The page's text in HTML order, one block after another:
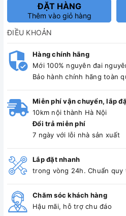
ĐẶT HÀNG
Thêm vào giỏ hàng
ĐIỀU KHOẢN
Hàng chính hãng
Mới 100% nguyên đai
Bảo hành chính hãng toàn
Miễn phí vận chuyển, lắp
10km nội thành Hà Nội
Đổi trả miễn phí
7 ngày với lỗi nhà sản xuất
Lắp đặt nhanh
trong vòng 24h. Chuẩn quy
Chăm sóc khách hàng
Hậu mãi, hỗ trợ chu đáo